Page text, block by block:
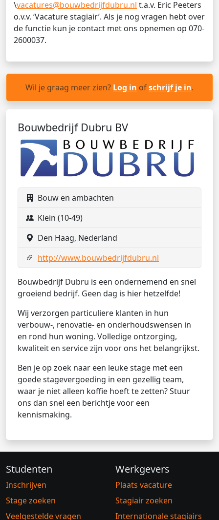
\vacatures@bouwbedrijfdubru.nl t.a.v. Eric Peeters
o.v.v. ‘Vacature stagiair’. Als je nog vragen hebt over
de functie kun je contact met ons opnemen op 070-
2600037.
Wil je graag meer zien? Log in ofschrijf je in.
Bouwbedrijf Dubru BV
Bouw en ambachten
Klein (10-49)
Den Haag, Nederland
http://www.bouwbedrijfdubru.nl
Bouwbedrijf Dubru is een ondernemend en snel
groeiend bedrijf. Geen dag is hier hetzelfde!
Wij verzorgen particuliere klanten in hun
verbouw-, renovatie- en onderhoudswensen in
en rond hun woning. Volledige ontzorging,
kwaliteit en service zijn voor ons het belangrijkst.
Ben je op zoek naar een leuke stage met een
goede stagevergoeding in een gezellig team,
waar je niet alleen koffie hoeft te zetten? Stuur
ons dan snel een berichtje voor een
kennismaking.
Studenten
Inschrijven
Stage zoeken
Veelgestelde vragen
Werkgevers
Plaats vacature
Stagiair zoeken
Internationale stagiairs